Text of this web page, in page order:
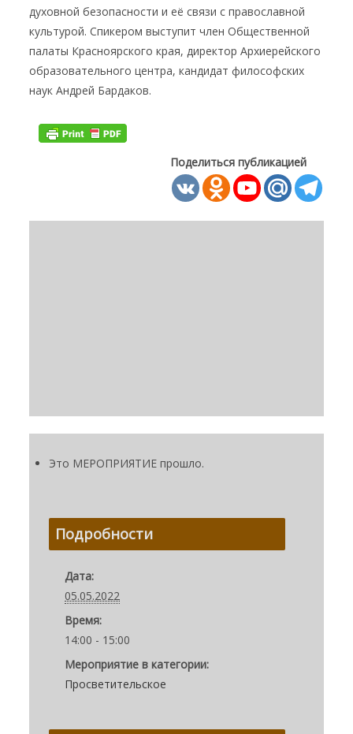
духовной безопасности и её связи с православной
культурой. Спикером выступит член Общественной
палаты Красноярского края, директор Архиерейского
образовательного центра, кандидат философских
наук Андрей Бардаков.
Поделиться публикацией
Это МЕРОПРИЯТИЕ прошло.
Подробности
Дата:
05.05.2022
Время:
14:00 - 15:00
Мероприятие в категории:
Просветительское